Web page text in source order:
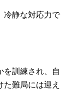
冷静な対応力で
を訓練され、自
難局には迎え